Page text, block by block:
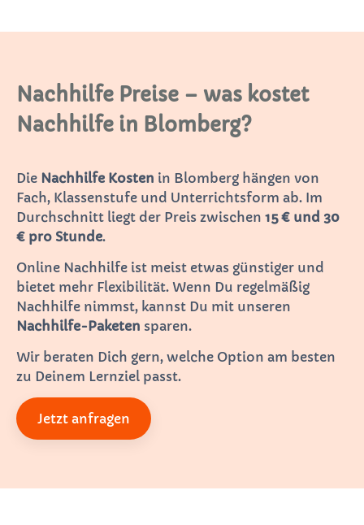
Nachhilfe Preise – was kostet
Nachhilfe in Blomberg?
Die Nachhilfe Kosten in Blomberg hängen von
Fach, Klassenstufe und Unterrichtsform ab. Im
Durchschnitt liegt der Preis zwischen 15 € und 30
€ pro Stunde.
Online Nachhilfe ist meist etwas günstiger und
bietet mehr Flexibilität. Wenn Du regelmäßig
Nachhilfe nimmst, kannst Du mit unseren
Nachhilfe-Paketen sparen.
Wir beraten Dich gern, welche Option am besten
zu Deinem Lernziel passt.
Jetzt anfragen